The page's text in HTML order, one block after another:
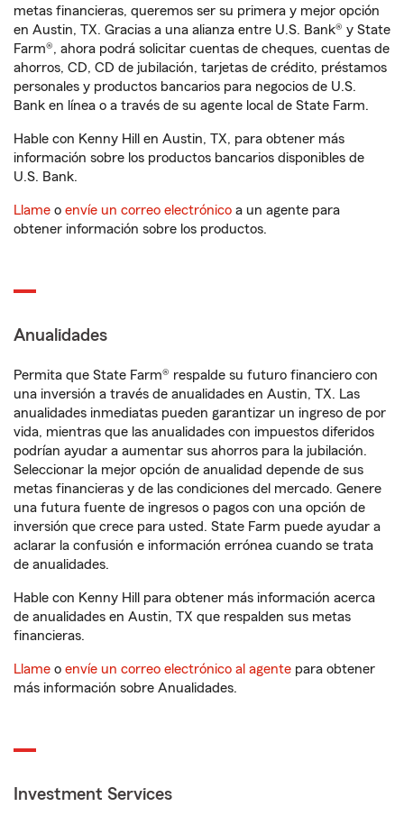
metas financieras, queremos ser su primera y mejor opción
en Austin, TX. Gracias a una alianza entre U.S. Bank® y State
Farm®, ahora podrá solicitar cuentas de cheques, cuentas de
ahorros, CD, CD de jubilación, tarjetas de crédito, préstamos
personales y productos bancarios para negocios de U.S.
Bank en línea o a través de su agente local de State Farm.
Hable con Kenny Hill en Austin, TX, para obtener más
información sobre los productos bancarios disponibles de
U.S. Bank.
Llame o envíe un correo electrónico a un agente para
obtener información sobre los productos.
Anualidades
Permita que State Farm® respalde su futuro financiero con
una inversión a través de anualidades en Austin, TX. Las
anualidades inmediatas pueden garantizar un ingreso de por
vida, mientras que las anualidades con impuestos diferidos
podrían ayudar a aumentar sus ahorros para la jubilación.
Seleccionar la mejor opción de anualidad depende de sus
metas financieras y de las condiciones del mercado. Genere
una futura fuente de ingresos o pagos con una opción de
inversión que crece para usted. State Farm puede ayudar a
aclarar la confusión e información errónea cuando se trata
de anualidades.
Hable con Kenny Hill para obtener más información acerca
de anualidades en Austin, TX que respalden sus metas
financieras.
Llame o envíe un correo electrónico al agente para obtener
más información sobre Anualidades.
Investment Services